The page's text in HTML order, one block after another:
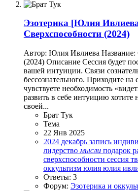
Эзотерика [Юлия
Сверхспособности (2024)
Автор: Юлия Ивлиева Название:
(2024) Описание Сессия будет
вашей интуиции. Связи
бессознательного. Приходите на
чувствуете необходимость
развить в себе интуицию хотите
своей...
Брат Тук
Тема
22 Янв 2025
2024 декабрь запись
лидерство мысли подарок
сверхспособности сессия
оккультизм юлия юлия
Ответы: 3
Форум: Эзотерика и